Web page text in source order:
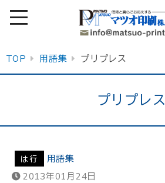
TOP 用語集 プリプレス
プリプレス
は行
用語集
2013年01月24日